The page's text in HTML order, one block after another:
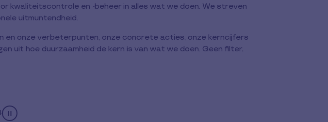
kwaliteitscontrole en -beheer in alles wat we doen. We streven
uitmuntendheid.
onze verbeterpunten, onze concrete acties, onze kerncijfers
uit hoe duurzaamheid de kern is van wat we doen. Geen filter,